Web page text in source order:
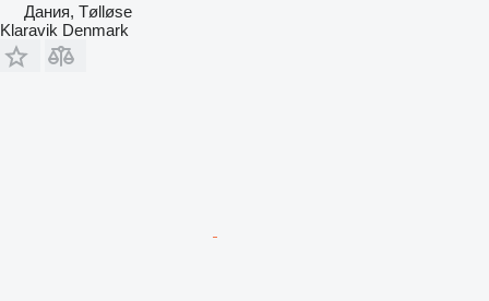
Дания, Tølløse
Klaravik Denmark